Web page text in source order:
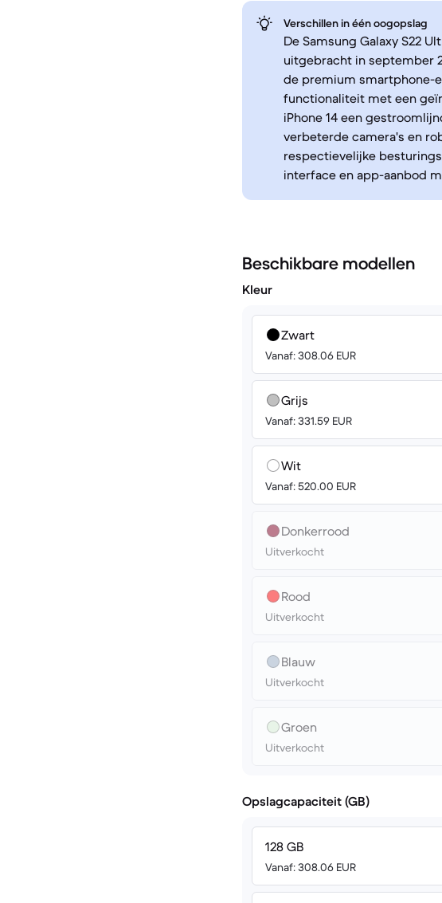
Verschillen in één oogopslag
De Samsung Galaxy S22
uitgebracht in september
de premium smartphone-
functionaliteit met een
iPhone 14 een
verbeterde camera's en
respectievelijke
interface en app-aanbod
Beschikbare modellen
Kleur
Zwart
Vanaf: 308.06 EUR
Grijs
Vanaf: 331.59 EUR
Wit
Vanaf: 520.00 EUR
Donkerrood
Uitverkocht
Rood
Uitverkocht
Blauw
Uitverkocht
Groen
Uitverkocht
Opslagcapaciteit (GB)
128 GB
Vanaf: 308.06 EUR